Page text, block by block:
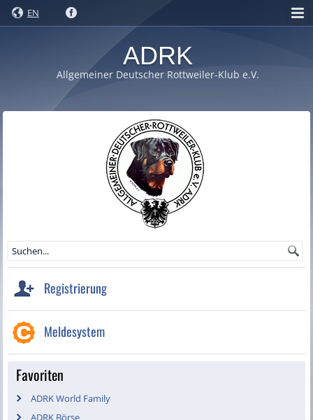
EN
ADRK
Allgemeiner Deutscher Rottweiler-Klub e.V.
Registrierung
Meldesystem
Favoriten
ADRK World Family
ADRK Börse